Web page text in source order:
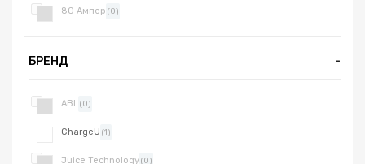
80 Ампер (0)
БРЕНД -
ABL(0)
ChargeU (1)
Juice Technology(0)